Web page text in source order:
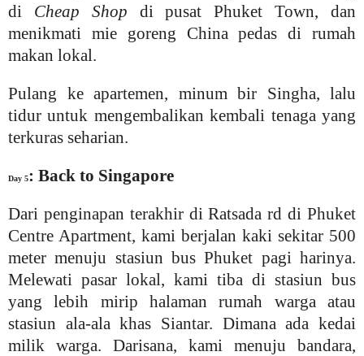
di Cheap Shop di pusat Phuket Town, dan
menikmati mie goreng China pedas di rumah
makan lokal.
Pulang ke apartemen, minum bir Singha, lalu
tidur untuk mengembalikan kembali tenaga yang
terkuras seharian.
Day 5: Back to Singapore
Dari penginapan terakhir di Ratsada rd di Phuket
Centre Apartment, kami berjalan kaki sekitar 500
meter menuju stasiun bus Phuket pagi harinya.
Melewati pasar lokal, kami tiba di stasiun bus
yang lebih mirip halaman rumah warga atau
stasiun ala-ala khas Siantar. Dimana ada kedai
milik warga. Darisana, kami menuju bandara,